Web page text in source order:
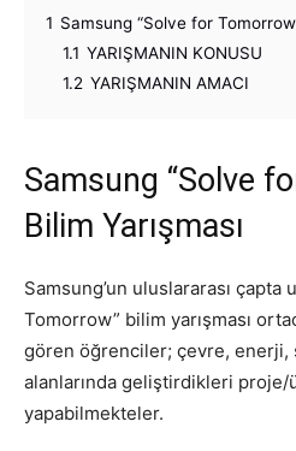
1 Samsung “Solve for
1.1 YARIŞMANIN KONUSU
1.2 YARIŞMANIN AMACI
Samsung “Solve
Bilim Yarışması
Samsung’un uluslararası çapta
Tomorrow” bilim yarışması
gören öğrenciler; çevre, enerji,
alanlarında geliştirdikleri proje/
yapabilmekteler.